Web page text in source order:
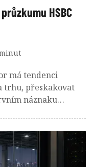
HSBC
má tendenci
trhu, přeskakovat
náznaku
kteří disponují
stovek tisíc až